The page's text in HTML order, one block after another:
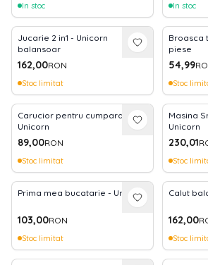
In stoc In stoc
Jucarie 2 in1 - Unicorn
balansoar
162,00RON
Stoc limitat
Broasca
piese
54,99
Stoc
Carucior pentru cumparaturi -
Unicorn
89,00RON
Stoc limitat
Masina
Unicorn
230,01
Stoc
Prima mea bucatarie - Unicorn
103,00RON
Stoc limitat
Calut
162,00
Stoc